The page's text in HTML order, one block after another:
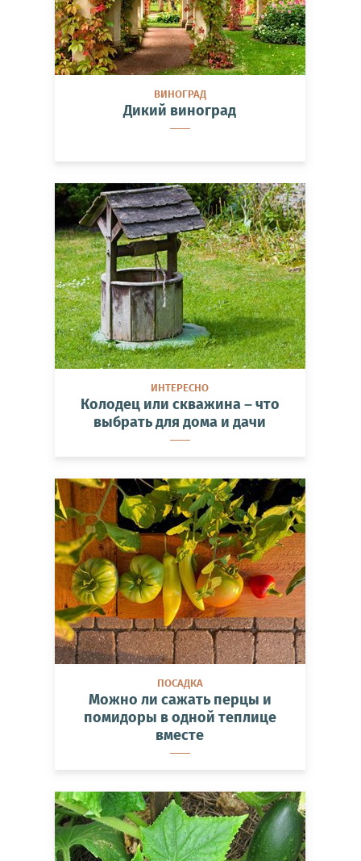
ВИНОГРАД
Дикий виноград
ИНТЕРЕСНО
Колодец или скважина – что
выбрать для дома и дачи
ПОСАДКА
Можно ли сажать перцы и
помидоры в одной теплице
вместе